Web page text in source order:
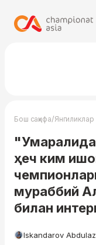
Бош саҳифа/Янгиликлар
ҳеч ким
мураббий
билан
Iskandarov